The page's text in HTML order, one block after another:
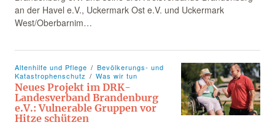
an der Havel e.V., Uckermark Ost e.V. und Uckermark
West/Oberbarnim…
Altenhilfe und Pflege
Bevölkerungs- und
Katastrophenschutz
Was wir tun
Neues Projekt im DRK-
Landesverband Brandenburg
e.V.: Vulnerable Gruppen vor
Hitze schützen